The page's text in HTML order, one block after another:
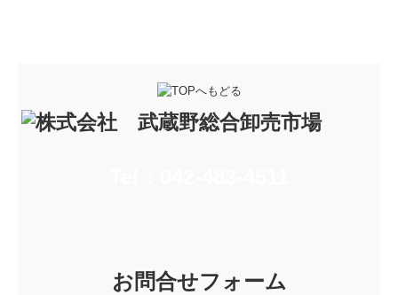
お問合せ
お問合せフォーム